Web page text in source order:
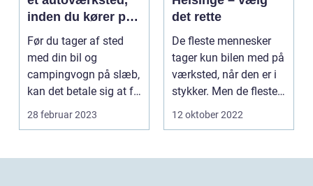
inden du kører på
ferie med hele
familien
Før du tager af sted
med din bil og
campingvogn på slæb,
kan det betale sig at få
dem begge tjekket....
28 februar 2023
det rette
De fleste mennesker
tager kun bilen med på
værksted, når den er i
stykker. Men de fleste
værksteder ...
12 oktober 2022